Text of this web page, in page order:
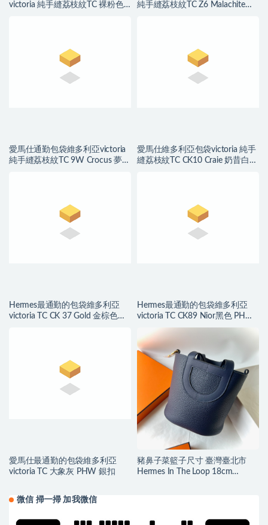
victoria 純手縫荔枝紋TC 裸粉色
純手縫荔枝紋TC Z6 Malachite孔
愛馬仕通勤包袋維多利亞victoria
純手縫荔枝紋TC 9W Crocus 夢幻
愛馬仕維多利亞包袋victoria 純手
縫荔枝紋TC CK10 Craie 奶昔白
Hermes最通勤的包袋維多利亞
victoria TC CK 37 Gold 金棕色
Hermes最通勤的包袋維多利亞
victoria TC CK89 Nior黑色 PHW
愛馬仕最通勤的包袋維多利亞
victoria TC 大象灰 PHW 銀扣
豬鼻子菜籃子尺寸 臺灣臺北市
Hermes In The Loop 18cm
微信 掃一掃 加我微信